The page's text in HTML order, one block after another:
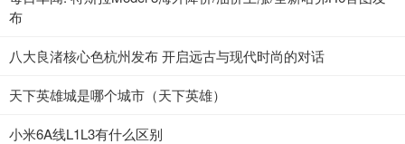
布
八大良渚核心色杭州发布 开启远古与现代时尚的对话
天下英雄城是哪个城市（天下英雄）
小米6A线L1L3有什么区别